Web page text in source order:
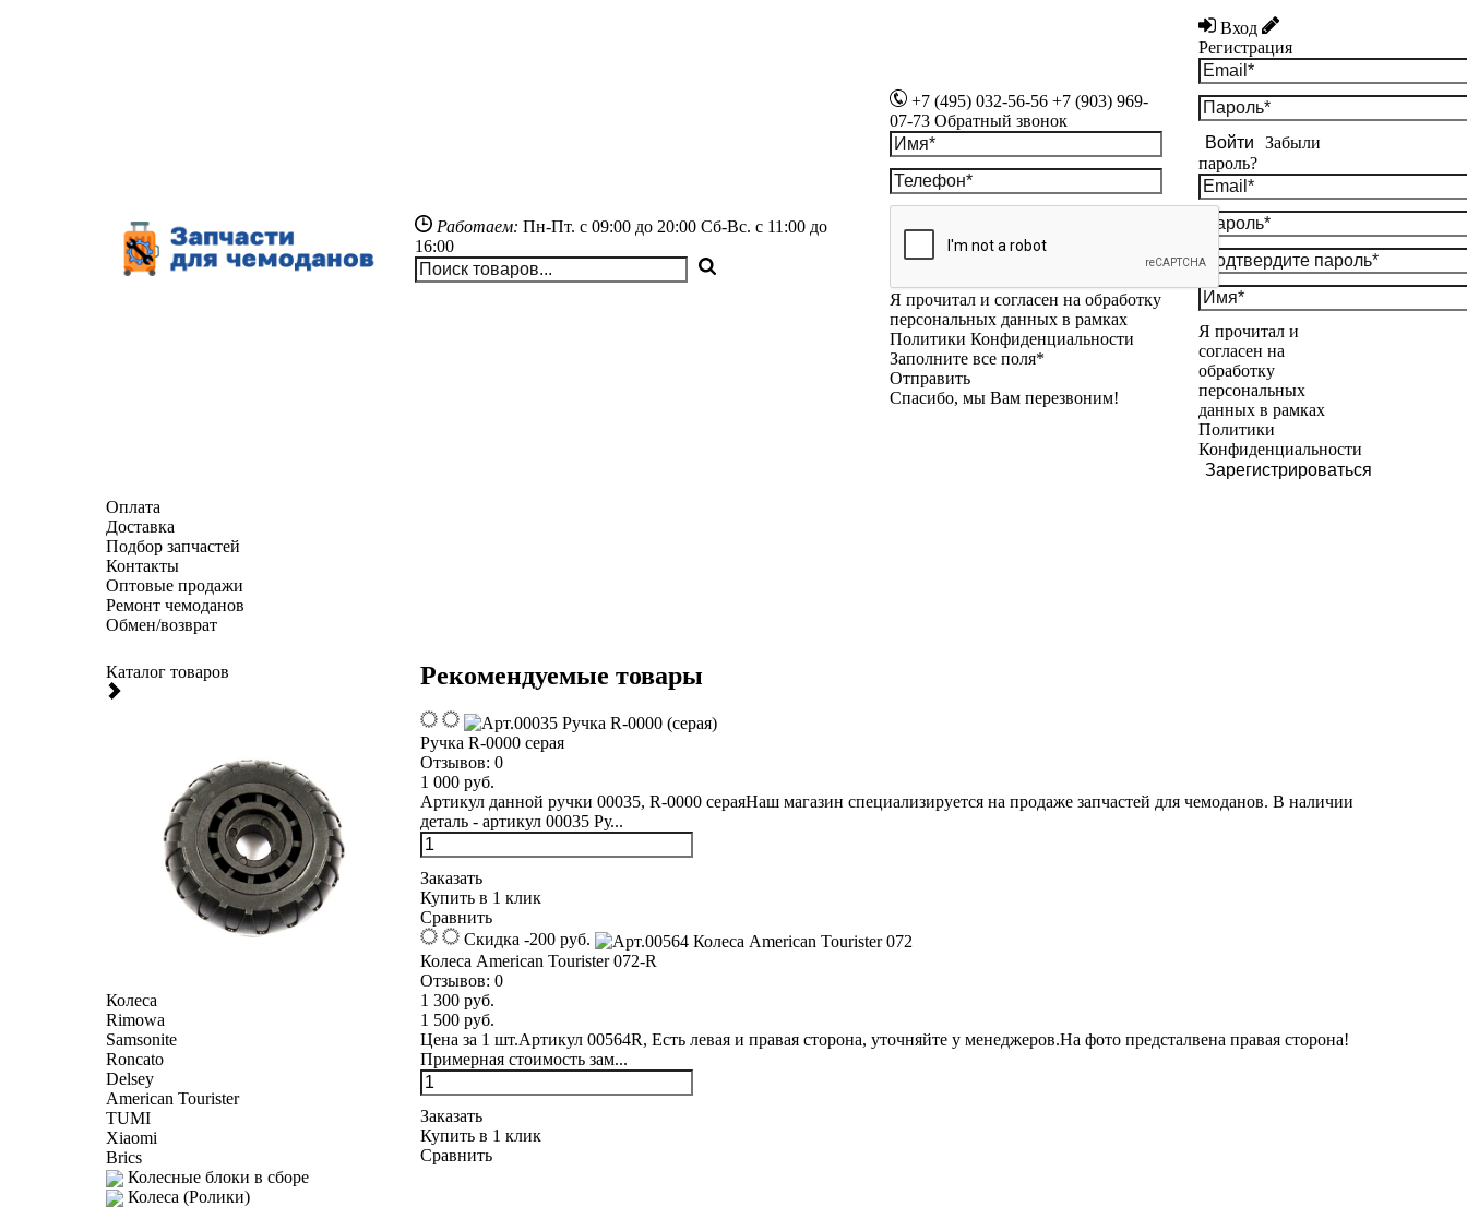
Работаем: Пн-Пт. с 09:00 до 20:00Сб-Вс. с 11:00 до
16:00
+7 (495) 032-56-56 +7 (903) 969-
07-73 Обратный звонок
Я прочитал и согласен на обработку
персональных данных в рамках
Политики Конфиденциальности
Заполните все поля*
Отправить
Спасибо, мы Вам перезвоним!
Вход
Регистрация
Войти
Забыли
пароль?
Я прочитал и
согласен на
обработку
персональных
данных в рамках
Политики
Конфиденциальности
Зарегистрироваться
Оплата
Доставка
Подбор запчастей
Контакты
Оптовые продажи
Ремонт чемоданов
Обмен/возврат
Каталог товаров
Колеса
Rimowa
Samsonite
Roncato
Delsey
American Tourister
TUMI
Xiaomi
Brics
Колесные блоки в сборе
Колеса (Ролики)
Рекомендуемые товары
Ручка R-0000 серая
Отзывов: 0
1 000 руб.
Артикул данной ручки 00035, R-0000 сераяНаш магазин специализируется на продаже запчастей для чемоданов. В наличии
деталь - артикул 00035 Ру...
Заказать
Купить в 1 клик
Сравнить
Скидка -200 руб.
Колеса American Tourister 072-R
Отзывов: 0
1 300 руб.
1 500 руб.
Цена за 1 шт.Артикул 00564R, Есть левая и правая сторона, уточняйте у менеджеров.На фото предсталвена правая сторона!
Примерная стоимость зам...
Заказать
Купить в 1 клик
Сравнить